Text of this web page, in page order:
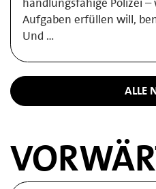
Aufgaben erfüllen will,
Und …
ALLE